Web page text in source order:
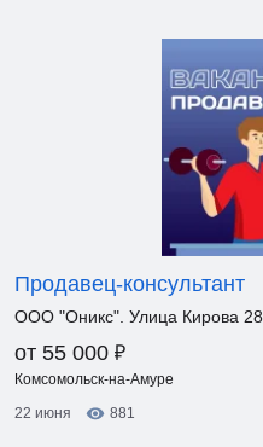
Продавец-консультант
ООО "Оникс". Улица Кирова 28
от 55 000 ₽
Комсомольск-на-Амуре
22 июня
881